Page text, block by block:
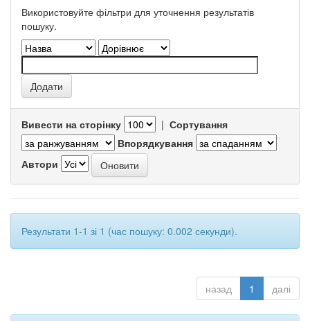
Використовуйте фільтри для уточнення результатів
пошуку.
Вивести на сторінку | Сортування
Впорядкування
Автори
Результати 1-1 зі 1 (час пошуку: 0.002 секунди).
назад 1 далі